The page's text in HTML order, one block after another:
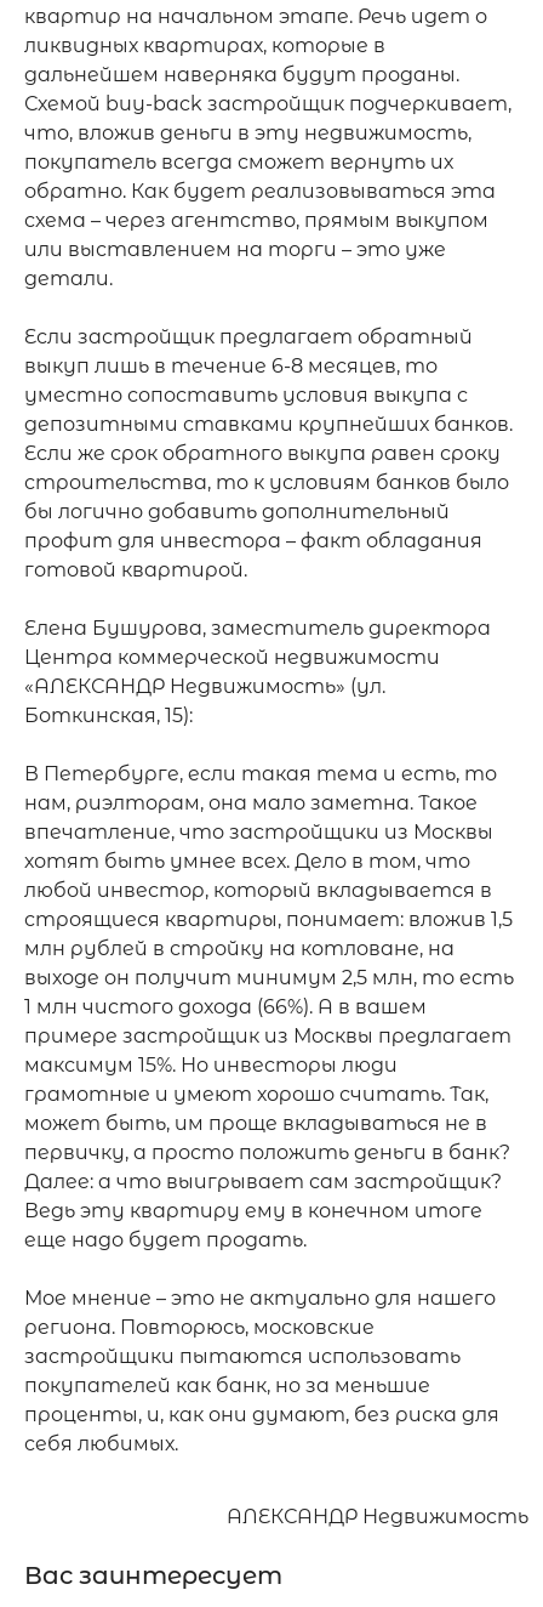
квартир на начальном этапе. Речь идет о
ликвидных квартирах, которые в
дальнейшем наверняка будут проданы.
Схемой buy-back застройщик подчеркивает,
что, вложив деньги в эту недвижимость,
покупатель всегда сможет вернуть их
обратно. Как будет реализовываться эта
схема – через агентство, прямым выкупом
или выставлением на торги – это уже
детали.
Если застройщик предлагает обратный
выкуп лишь в течение 6-8 месяцев, то
уместно сопоставить условия выкупа с
депозитными ставками крупнейших банков.
Если же срок обратного выкупа равен сроку
строительства, то к условиям банков было
бы логично добавить дополнительный
профит для инвестора – факт обладания
готовой квартирой.
Елена Бушурова, заместитель директора
Центра коммерческой недвижимости
«АЛЕКСАНДР Недвижимость» (ул.
Боткинская, 15):
В Петербурге, если такая тема и есть, то
нам, риэлторам, она мало заметна. Такое
впечатление, что застройщики из Москвы
хотят быть умнее всех. Дело в том, что
любой инвестор, который вкладывается в
строящиеся квартиры, понимает: вложив 1,5
млн рублей в стройку на котловане, на
выходе он получит минимум 2,5 млн, то есть
1 млн чистого дохода (66%). А в вашем
примере застройщик из Москвы предлагает
максимум 15%. Но инвесторы люди
грамотные и умеют хорошо считать. Так,
может быть, им проще вкладываться не в
первичку, а просто положить деньги в банк?
Далее: а что выигрывает сам застройщик?
Ведь эту квартиру ему в конечном итоге
еще надо будет продать.
Мое мнение – это не актуально для нашего
региона. Повторюсь, московские
застройщики пытаются использовать
покупателей как банк, но за меньшие
проценты, и, как они думают, без риска для
себя любимых.
АЛЕКСАНДР Недвижимость
Вас заинтересует